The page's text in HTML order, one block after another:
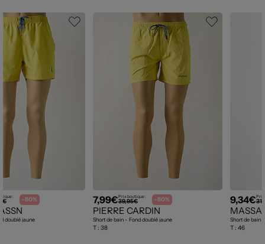
: -80%
doublé jaune
7,99€Prix boutique :
39,95€ -80%
PIERRE CARDIN
Short de bain - Fond doublé jaune
T : 38
9,34€Prix
Short de bain
T : 46